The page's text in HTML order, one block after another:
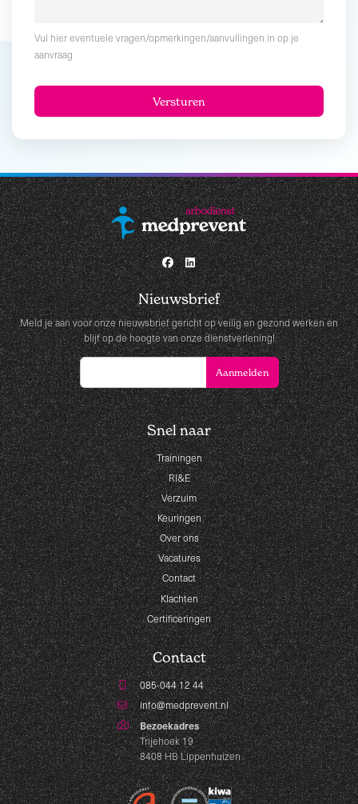
Vul hier eventuele vragen/opmerkingen/aanvullingen in op je
aanvraag
Nieuwsbrief
Meld je aan voor onze nieuwsbrief gericht op veilig en gezond werken en
blijf op de hoogte van onze dienstverlening!
Snel naar
Trainingen
RI&E
Verzuim
Keuringen
Over ons
Vacatures
Contact
Klachten
Certificeringen
Contact
085-044 12 44
info@medprevent.nl
Bezoekadres
Trijehoek 19
8408 HB Lippenhuizen